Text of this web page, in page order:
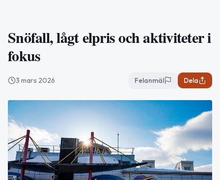
Snöfall, lågt elpris och aktiviteter i
fokus
3 mars 2026 Felanmäl Dela